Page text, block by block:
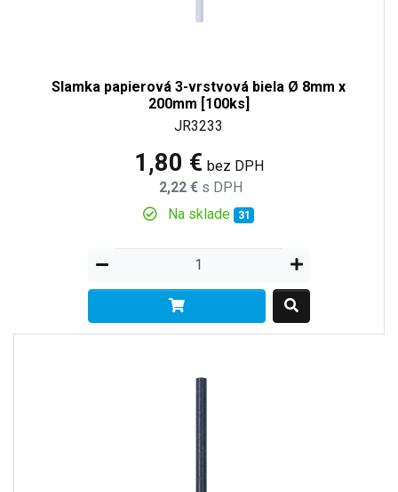
Slamka papierová 3-vrstvová biela Ø 8mm x
200mm [100ks]
JR3233
1,80 € bez DPH
2,22 € s DPH
Na sklade
31